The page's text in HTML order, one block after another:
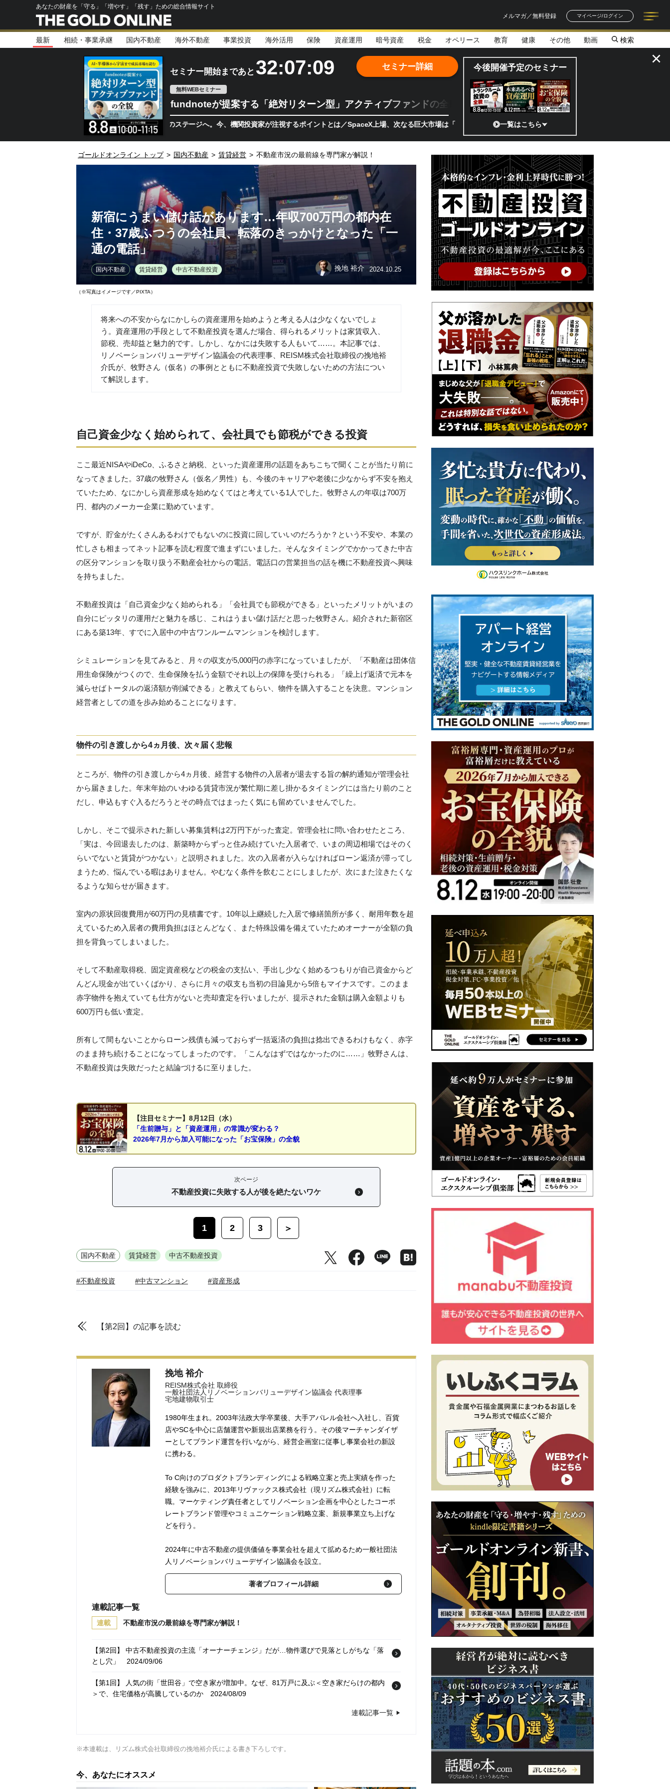
あなたの財産を「守る」「増やす」「残す」ための総合情報サイト
メルマガ／無料登録
マイページ/ログイン
記事一覧
著者一覧
最新 相続・事業承継 国内不動産 海外不動産 事業投資 海外活用 保険 資産運用 暗号資産 税金 オペリース 教育 健康 その他 動画 検索
セミナー開始まであと 32:07:08
無料WEBセミナー
fundnoteが提案する「絶対リターン型」アクティブファンドの全貌
半導体相場は次のステージへ。今、機関投資家が注視するポイントとは／SpaceX上場、次なる巨大市場は「宇宙!?」 日本の宇宙ベンチャーのココがスゴイ！／補助金から実需へ、知られ
セミナー詳細 今後開催予定のセミナー
一覧はこちら
×
ゴールドオンライン トップ > 国内不動産 > 賃貸経営 > 不動産市況の最前線を専門家が解説！
新宿にうまい儲け話があります…年収700万円の都内在
住・37歳ふつうの会社員、転落のきっかけとなった「一
通の電話」
国内不動産 賃貸経営 中古不動産投資 挽地 裕介 2024.10.25
（※写真はイメージです／PIXTA）
将来への不安からなにかしらの資産運用を始めようと考える人は少なくないでしょ
う。資産運用の手段として不動産投資を選んだ場合、得られるメリットは家賃収入、
節税、売却益と魅力的です。しかし、なかには失敗する人もいて……。本記事では、
リノベーションバリューデザイン協議会の代表理事、REISM株式会社取締役の挽地裕
介氏が、牧野さん（仮名）の事例とともに不動産投資で失敗しないための方法につい
て解説します。
自己資金少なく始められて、会社員でも節税ができる投資
ここ最近NISAやiDeCo、ふるさと納税、といった資産運用の話題をあちこちで聞くことが当たり前に
なってきました。37歳の牧野さん（仮名／男性）も、今後のキャリアや老後に少なからず不安を抱え
ていたため、なにかしら資産形成を始めなくてはと考えている1人でした。牧野さんの年収は700万
円、都内のメーカー企業に勤めています。
ですが、貯金がたくさんあるわけでもないのに投資に回していいのだろうか？という不安や、本業の
忙しさも相まってネット記事を読む程度で進まずにいました。そんなタイミングでかかってきた中古
の区分マンションを取り扱う不動産会社からの電話。電話口の営業担当の話を機に不動産投資へ興味
を持ちました。
不動産投資は「自己資金少なく始められる」「会社員でも節税ができる」といったメリットがいまの
自分にピッタリの運用だと魅力を感じ、これはうまい儲け話だと思った牧野さん。紹介された新宿区
にある築13年、すでに入居中の中古ワンルームマンションを検討します。
シミュレーションを見てみると、月々の収支が5,000円の赤字になっていましたが、「不動産は団体信
用生命保険がつくので、生命保険を払う金額でそれ以上の保障を受けられる」「繰上げ返済で元本を
減らせばトータルの返済額が削減できる」と教えてもらい、物件を購入することを決意。マンション
経営者としての道を歩み始めることになります。
物件の引き渡しから4ヵ月後、次々届く悲報
ところが、物件の引き渡しから4ヵ月後、経営する物件の入居者が退去する旨の解約通知が管理会社
から届きました。年末年始のいわゆる賃貸市況が繁忙期に差し掛かるタイミングには当たり前のこと
だし、申込もすぐ入るだろうとその時点ではまったく気にも留めていませんでした。
しかし、そこで提示された新しい募集賃料は2万円下がった査定。管理会社に問い合わせたところ、
「実は、今回退去したのは、新築時からずっと住み続けていた入居者で、いまの周辺相場ではそのく
らいでないと賃貸がつかない」と説明されました。次の入居者が入らなければローン返済が滞ってし
まうため、悩んでいる暇はありません。やむなく条件を飲むことにしましたが、次にまた泣きたくな
るような知らせが届きます。
室内の原状回復費用が60万円の見積書です。10年以上継続した入居で修繕箇所が多く、耐用年数を超
えているため入居者の費用負担はほとんどなく、また特殊設備を備えていたためオーナーが全額の負
担を背負ってしまいました。
そして不動産取得税、固定資産税などの税金の支払い、手出し少なく始めるつもりが自己資金からど
んどん現金が出ていくばかり、さらに月々の収支も当初の目論見から5倍もマイナスです。このまま
赤字物件を抱えていても仕方がないと売却査定を行いましたが、提示された金額は購入金額よりも
600万円も低い査定。
所有して間もないことからローン残債も減っておらず一括返済の負担は捻出できるわけもなく、赤字
のまま持ち続けることになってしまったのです。「こんなはずではなかったのに……」牧野さんは、
不動産投資は失敗だったと結論づけるに至りました。
【注目セミナー】8月12日（水）
「生前贈与」と「資産運用」の常識が変わる？
2026年7月から加入可能になった「お宝保険」の全貌
次ページ
不動産投資に失敗する人が後を絶たないワケ
1 2 3 ＞
国内不動産 賃貸経営 中古不動産投資
#不動産投資 #中古マンション #資産形成
【第2回】の記事を読む
挽地 裕介
REISM株式会社 取締役
一般社団法人リノベーションバリューデザイン協議会 代表理事
宅地建物取引士
1980年生まれ。2003年法政大学卒業後、大手アパレル会社へ入社し、百貨
店やSCを中心に店舗運営や新規出店業務を行う。その後マーチャンダイザ
ーとしてブランド運営を行いながら、経営企画室に従事し事業会社の新設
に携わる。
To C向けのプロダクトブランディングによる戦略立案と売上実績を作った
経験を強みに、2013年リヴァックス株式会社（現リズム株式会社）に転
職。マーケティング責任者としてリノベーション企画を中心としたコーポ
レートブランド管理やコミュニケーション戦略立案、新規事業立ち上げな
どを行う。
2024年に中古不動産の提供価値を事業会社を超えて拡めるため一般社団法
人リノベーションバリューデザイン協議会を設立。
著者プロフィール詳細
連載記事一覧
連載 不動産市況の最前線を専門家が解説！
【第2回】 中古不動産投資の主流「オーナーチェンジ」だが…物件選びで見落としがちな「落
とし穴」
2024/09/06
【第1回】 人気の街「世田谷」で空き家が増加中。なぜ、81万戸に及ぶ＜空き家だらけの都内
＞で、住宅価格が高騰しているのか 2024/08/09
連載記事一覧
※本連載は、リズム株式会社取締役の挽地裕介氏による書き下ろしです。
今、あなたにオススメ